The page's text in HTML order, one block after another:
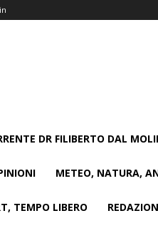
DR FILIBERTO DAL
METEO, NATURA,
TEMPO LIBERO